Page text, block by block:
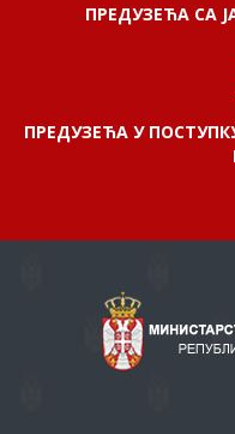
ПРЕДУЗЕЋА СА
ПРЕДУЗЕЋА У